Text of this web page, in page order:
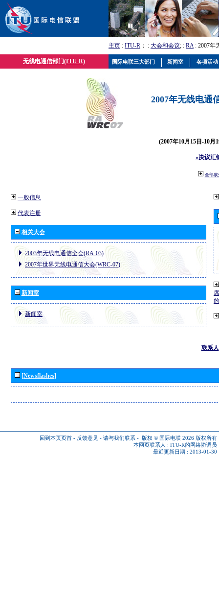
主页 : ITU-R ； : 大会和会议; : RA: 2007年
无线电通信部门(ITU-R)
2007年无线电通
(2007年10月15日-10月
«决议汇
全部展
一般信息
代表注册
相关大会
2003年无线电通信全会(RA-03)
2007年世界无线电通信大会(WRC-07)
新闻室
新闻室
联系人
[Newsflashes]
回到本页页首 - 反馈意见 - 请与我们联系 - 版权 © 国际电联 2026 版权所有
本网页联系人 : ITU-R的网络协调员
最近更新日期 : 2013-01-30
国际电联三大部门 新闻室 各项活动